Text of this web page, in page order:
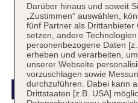
Darüber hinaus und soweit
„Zustimmen“ auswählen,
fünf Partner als Drittanbieter
setzen, andere
personenbezogene Daten
erheben und verarbeiten,
unserer Webseite
vorzuschlagen sowie
durchzuführen. Dabei kann
Drittstaaten [z.B. USA]